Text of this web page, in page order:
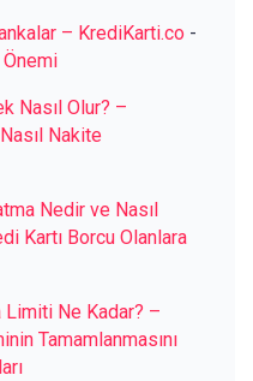
– KrediKarti.co -
Nasıl Olur? –
Nakite
Nedir ve Nasıl
Kartı Borcu Olanlara
Limiti Ne Kadar? –
Tamamlanmasını